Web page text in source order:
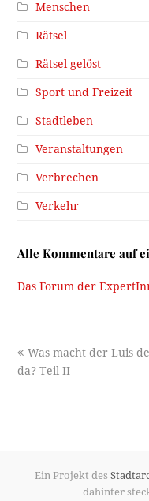
Menschen
Rätsel
Rätsel gelöst
Sport und Freizeit
Stadtleben
Veranstaltungen
Verbrechen
Verkehr
Alle Kommentare auf
Das Forum der
previous
post:
Was macht der Luis
da? Teil II
Ein Projekt des
dahinter